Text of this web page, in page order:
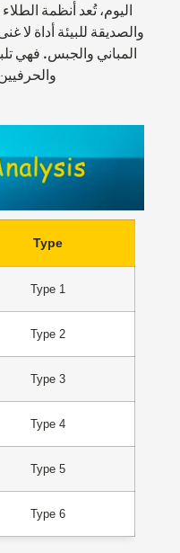
اليوم، تُعد أنظمة
والصديقة للبيئة أداة لا
المباني والجبس. فهي
Type
Type 1
Type 2
Type 3
Type 4
Type 5
Type 6